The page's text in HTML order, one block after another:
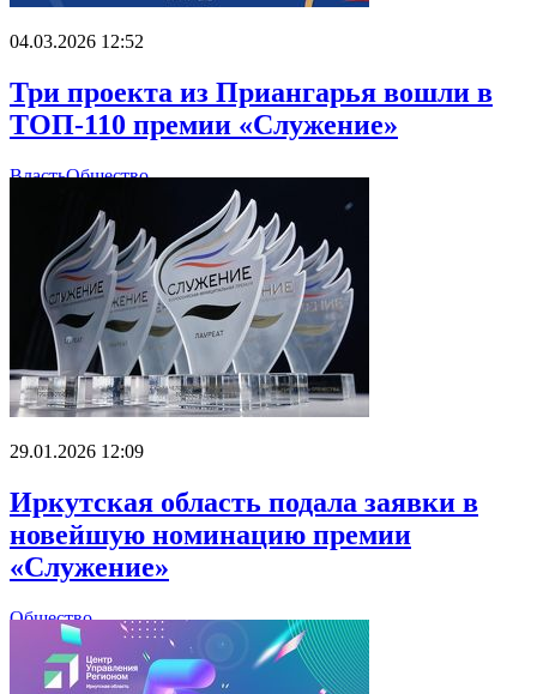
04.03.2026 12:52
Три проекта из Приангарья вошли в
ТОП-110 премии «Служение»
ВластьОбщество
29.01.2026 12:09
Иркутская область подала заявки в
новейшую номинацию премии
«Служение»
Общество